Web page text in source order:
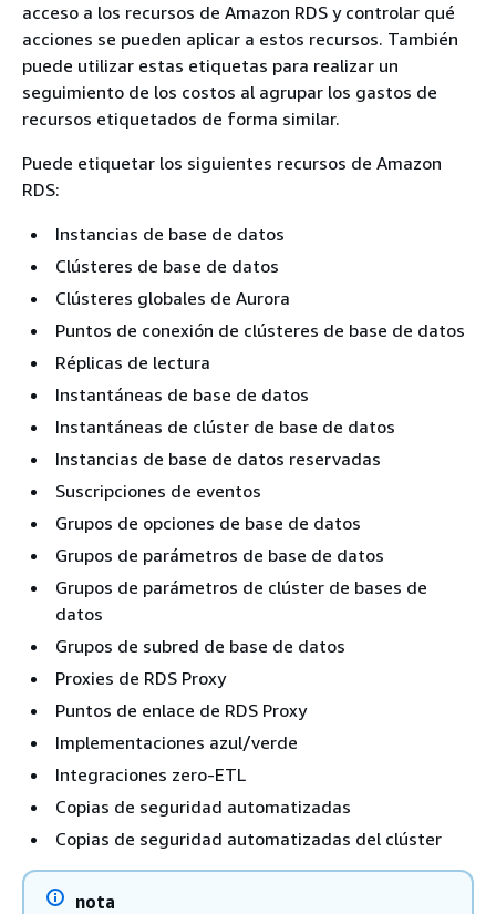
acceso a los recursos de Amazon RDS y controlar qué
acciones se pueden aplicar a estos recursos. También
puede utilizar estas etiquetas para realizar un
seguimiento de los costos al agrupar los gastos de
recursos etiquetados de forma similar.
Puede etiquetar los siguientes recursos de Amazon
RDS:
Instancias de base de datos
Clústeres de base de datos
Clústeres globales de Aurora
Puntos de conexión de clústeres de base de datos
Réplicas de lectura
Instantáneas de base de datos
Instantáneas de clúster de base de datos
Instancias de base de datos reservadas
Suscripciones de eventos
Grupos de opciones de base de datos
Grupos de parámetros de base de datos
Grupos de parámetros de clúster de bases de
datos
Grupos de subred de base de datos
Proxies de RDS Proxy
Puntos de enlace de RDS Proxy
Implementaciones azul/verde
Integraciones zero-ETL
Copias de seguridad automatizadas
Copias de seguridad automatizadas del clúster
nota